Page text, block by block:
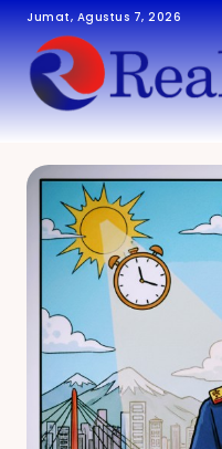
Jumat, Agustus 7, 2026